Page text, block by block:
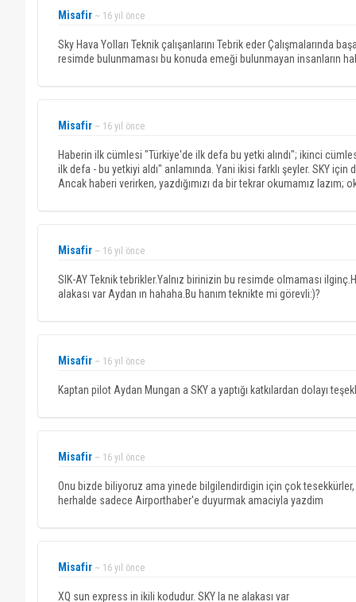
Misafir ~ 16 yıl önce
Sky Hava Yolları Teknik çalışanlarını Tebrik eder Çalışmalarında
resimde bulunmaması bu konuda emeği bulunmayan insanların
Misafir ~ 16 yıl önce
Haberin ilk cümlesi "Türkiye'de ilk defa bu yetki alındı"; ikinci
ilk defa - bu yetkiyi aldı" anlamında. Yani ikisi farklı şeyler. SKY için
Ancak haberi verirken, yazdığımızı da bir tekrar okumamız
Misafir ~ 16 yıl önce
SIK-AY Teknik tebrikler.Yalnız birinizin bu resimde olmaması
alakası var Aydan ın hahaha.Bu hanım teknikte mi görevli:)?
Misafir ~ 16 yıl önce
Kaptan pilot Aydan Mungan a SKY a yaptığı katkılardan dolayı
Misafir ~ 16 yıl önce
Onu bizde biliyoruz ama yinede bilgilendirdigin için çok
herhalde sadece Airporthaber'e duyurmak amaciyla yazdim
Misafir ~ 16 yıl önce
XQ sun express in ikili kodudur. SKY la ne alakası var